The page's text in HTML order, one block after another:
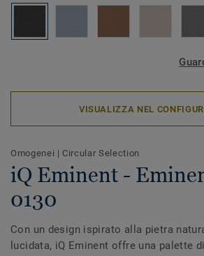
VISUALIZZA NEL
Omogenei | Circular Selection
iQ Eminent -
0130
Con un design ispirato alla pietra
lucidata, iQ Eminent offre una palette